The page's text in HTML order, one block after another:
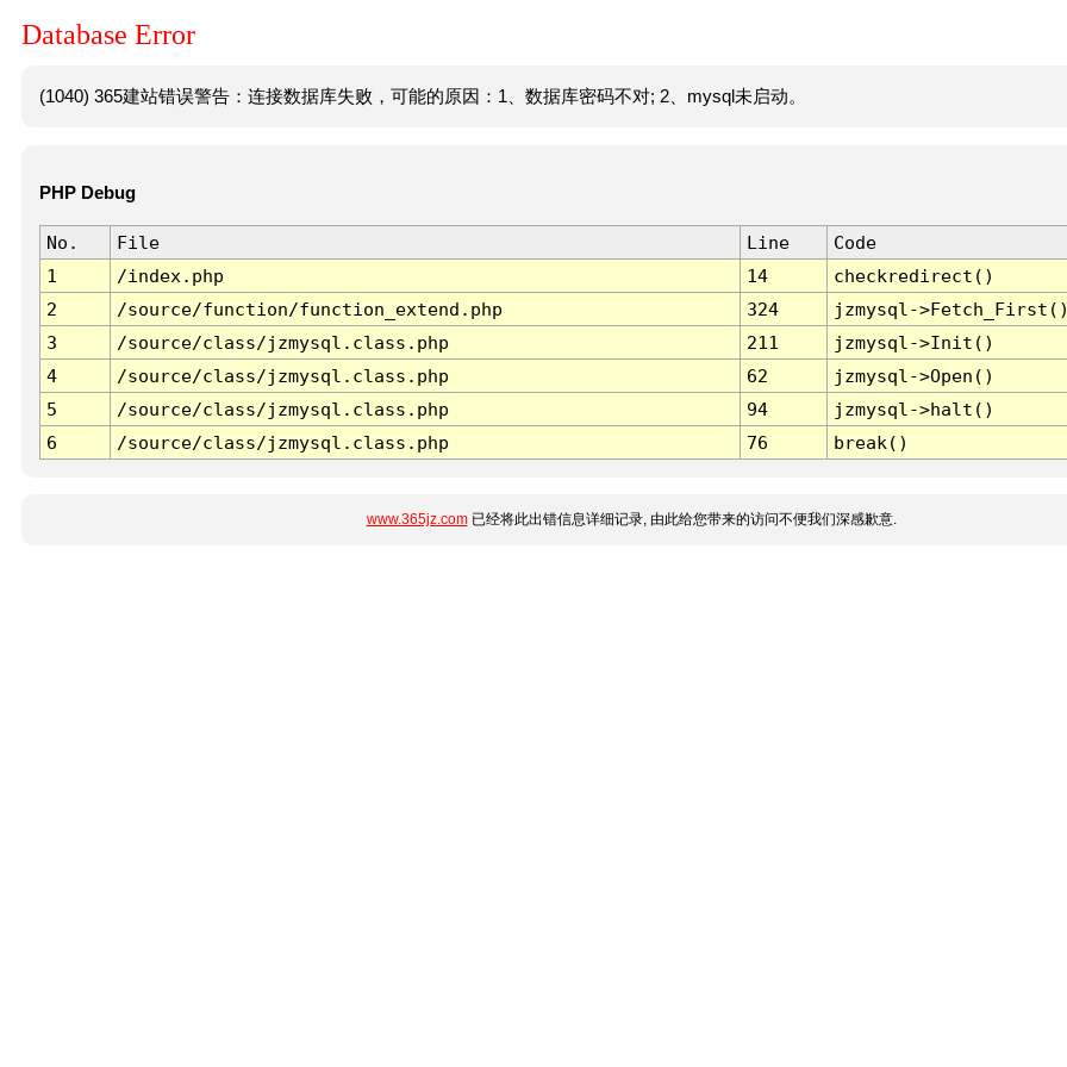
Database Error
(1040) 365建站错误警告：连接数据库失败，可能的原因：1、数据库密码不对; 2、mysql未启动。
PHP Debug
No. File Line
Code
1
/index.php 14
checkredirect()
2
/source/function/function_extend.php 324
jzmysql-
3
/source/class/jzmysql.class.php 211
jzmysql->Init()
4
/source/class/jzmysql.class.php 62
jzmysql->Open()
5
/source/class/jzmysql.class.php 94
jzmysql->halt()
6
/source/class/jzmysql.class.php 76 break()
www.365jz.com已经将此出错信息详细记录, 由此给您带来的访问不便我们深感歉意.